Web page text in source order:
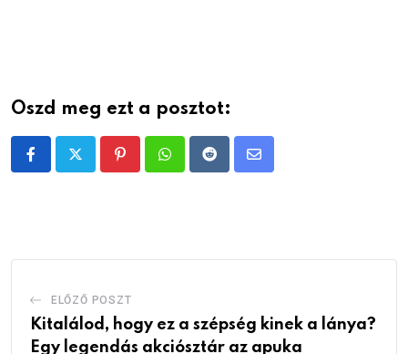
Oszd meg ezt a posztot:
PinterestWhatsappRedditShare
ELŐZŐ POSZT
Kitalálod, hogy ez a szépség kinek a lánya?
Egy legendás akciósztár az apuka